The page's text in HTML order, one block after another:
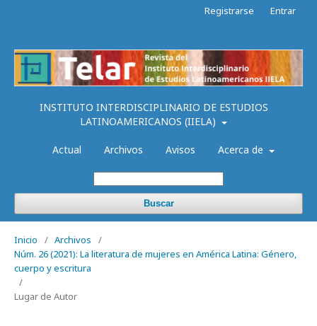
INSTITUTO INTERDISCIPLINARIO DE ESTUDIOS
LATINOAMERICANOS (IIELA)
Actual Archivos Avisos Acerca de
Buscar
Registrarse Entrar
Inicio / Archivos
/
Núm. 26 (2021): La literatura de mujeres en América Latina: Género,
cuerpo y escritura
/
Lugar de Autor